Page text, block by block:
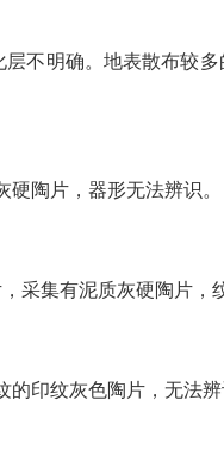
层不明确。地表散布较
陶片，器形无法辨识。
采集有泥质灰硬陶片，
印纹灰色陶片，无法辨